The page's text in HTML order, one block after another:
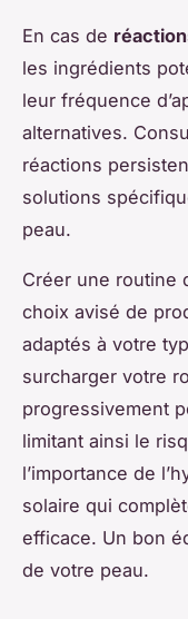
En cas de
les ingrédients
leur fréquence
alternatives.
réactions
solutions
peau.
Créer une routine
choix avisé de
adaptés à votre
surcharger votre
progressivement
limitant ainsi le
l’importance de
solaire qui
efficace. Un bon
de votre peau.